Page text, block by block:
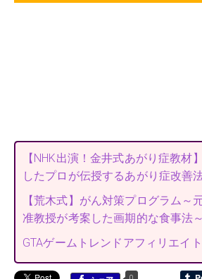
【NHK出演！金井式あがり症教材
したプロが伝授するあがり症改善
【荒木式】がん対策プログラム～
准教授が考案した画期的な食事法～
GTAゲームトレンドアフィリエイト